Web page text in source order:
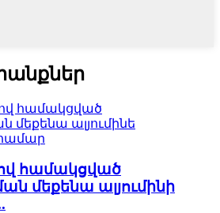
համակցված
մեքենա ալյումինի